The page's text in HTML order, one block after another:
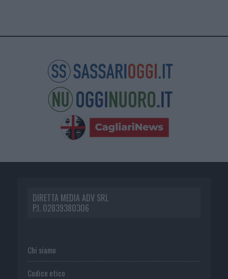
DIRETTA MEDIA ADV SRL
P.I. 02839380306
Chi siamo
Codice etico